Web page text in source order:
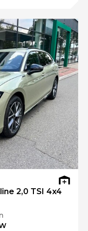
2,0 TSI 4x4